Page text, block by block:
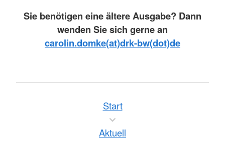
Sie benötigen eine ältere Ausgabe? Dann
wenden Sie sich gerne an
carolin.domke(at)drk-bw(dot)de
Start
Aktuell